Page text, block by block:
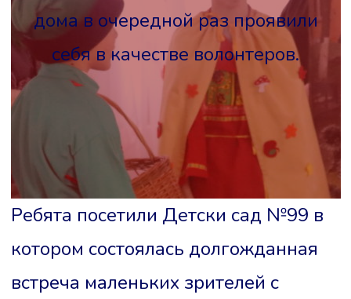
дома в очередной раз проявили
себя в качестве волонтеров.
Ребята посетили Детски сад №99 в
котором состоялась долгожданная
встреча маленьких зрителей с